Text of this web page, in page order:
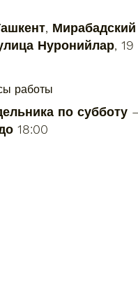
Мирабадский
Нуронийлар, 19
работы
по субботу
18:00